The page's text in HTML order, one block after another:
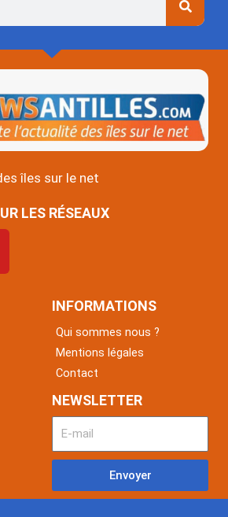
îles sur le net
LES RÉSEAUX
INFORMATIONS
Qui sommes nous ?
Mentions légales
Contact
NEWSLETTER
Envoyer